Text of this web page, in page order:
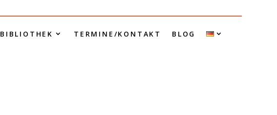
BIBLIOTHEK TERMINE/KONTAKT BLOG